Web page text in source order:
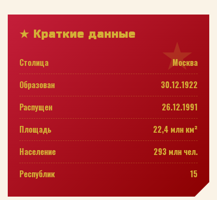
★ Краткие данные
Столица
Москва
Образован
30.12.1922
Распущен
26.12.1991
Площадь
22,4 млн км²
Население
293 млн чел.
Республик
15